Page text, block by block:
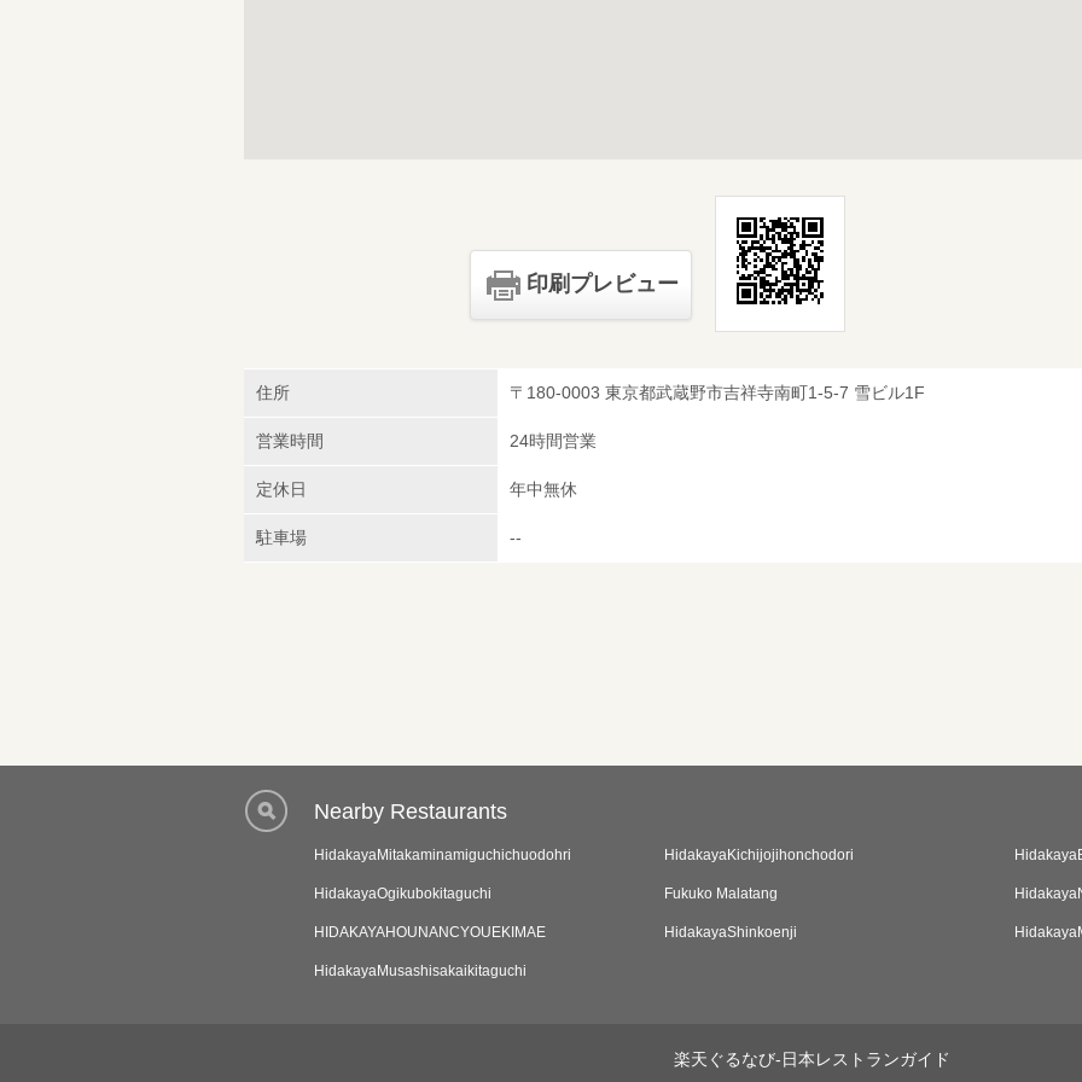
印刷プレビュー
住所 〒180-0003 東京都武蔵野市吉祥寺南町1-5-7 雪ビル1F
営業時間 24時間営業
定休日 年中無休
駐車場 --
Nearby Restaurants
HidakayaMitakaminamiguchichuodohri HidakayaKichijojihonchodori
HidakayaOgikubokitaguchi Fukuko Malatang
HIDAKAYAHOUNANCYOUEKIMAE HidakayaShinkoenji
HidakayaMusashisakaikitaguchi
楽天ぐるなび-日本レストランガイド